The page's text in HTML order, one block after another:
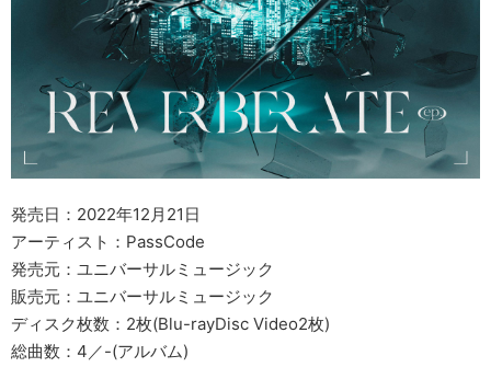
発売日：2022年12月21日
アーティスト：PassCode
発売元：ユニバーサルミュージック
販売元：ユニバーサルミュージック
ディスク枚数：2枚(Blu-rayDisc Video2枚)
総曲数：4／-(アルバム)